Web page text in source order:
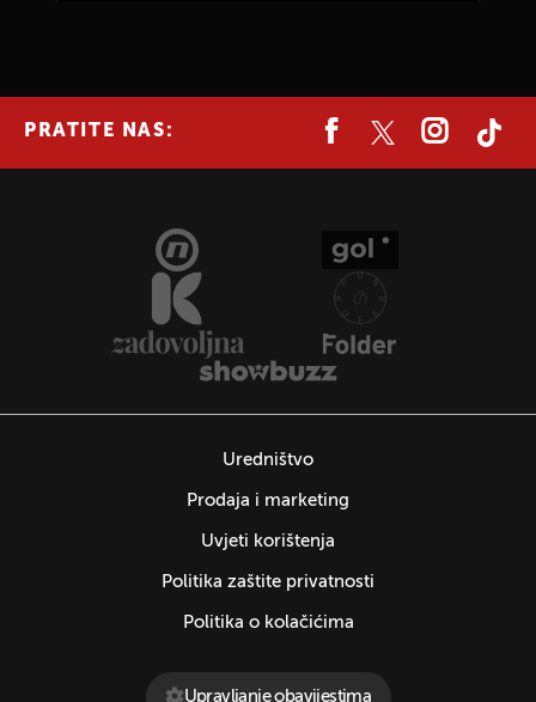
PRATITE NAS:
Uredništvo
Prodaja i marketing
Uvjeti korištenja
Politika zaštite privatnosti
Politika o kolačićima
Upravljanje obavijestima